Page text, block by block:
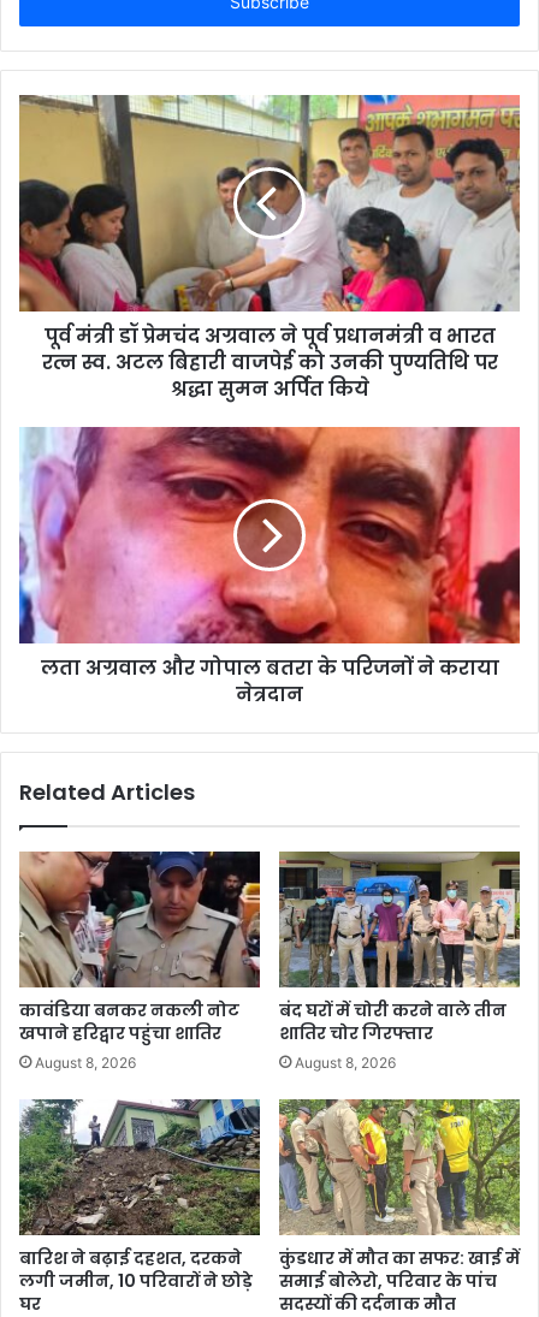
पूर्व मंत्री डॉ प्रेमचंद अग्रवाल ने पूर्व प्रधानमंत्री व भारत
रत्न स्व. अटल बिहारी वाजपेई को उनकी पुण्यतिथि पर
श्रद्धा सुमन अर्पित किये
लता अग्रवाल और गोपाल बतरा के परिजनों ने कराया
नेत्रदान
Related Articles
कावंडिया बनकर नकली नोट
खपाने हरिद्वार पहुंचा शातिर
August 8, 2026
बंद घरों में चोरी करने वाले तीन
शातिर चोर गिरफ्तार
August 8, 2026
बारिश ने बढ़ाई दहशत, दरकने
लगी जमीन, 10 परिवारों ने छोड़े
घर
कुंडधार में मौत का सफर: खाई में
समाई बोलेरो, परिवार के पांच
सदस्यों की दर्दनाक मौत